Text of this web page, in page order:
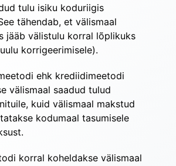
tulu isiku koduriigis
tähendab, et välismaal
jääb välistulu korral lõplikuks
korrigeerimisele).
ehk krediidimeetodi
välismaal saadud tulud
kuid välismaal makstud
kodumaal tasumisele
korral koheldakse välismaal